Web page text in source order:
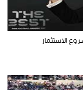
الاستثمار